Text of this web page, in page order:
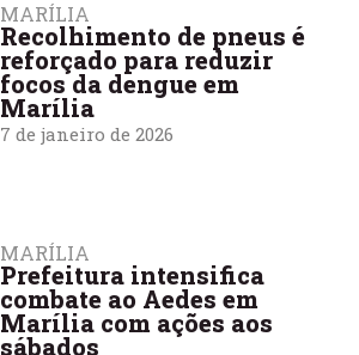
MARÍLIA
Recolhimento de pneus é
reforçado para reduzir
focos da dengue em
Marília
7 de janeiro de 2026
MARÍLIA
Prefeitura intensifica
combate ao Aedes em
Marília com ações aos
sábados